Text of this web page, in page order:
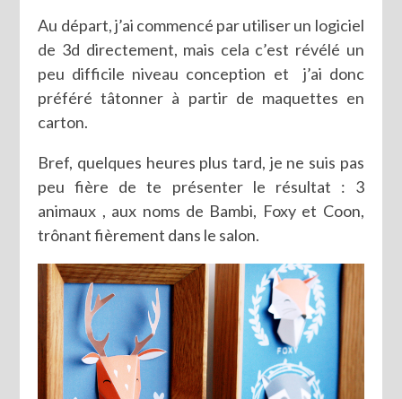
Au départ, j’ai commencé par utiliser un logiciel
de 3d directement, mais cela c’est révélé un
peu difficile niveau conception et j’ai donc
préféré tâtonner à partir de maquettes en
carton.
Bref, quelques heures plus tard, je ne suis pas
peu fière de te présenter le résultat : 3
animaux , aux noms de Bambi, Foxy et Coon,
trônant fièrement dans le salon.